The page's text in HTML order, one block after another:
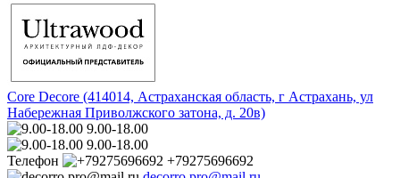
Core Decore (414014, Астраханская область, г Астрахань, ул
Набережная Приволжского затона, д. 20в)
9.00-18.00
9.00-18.00
Телефон
+79275696692